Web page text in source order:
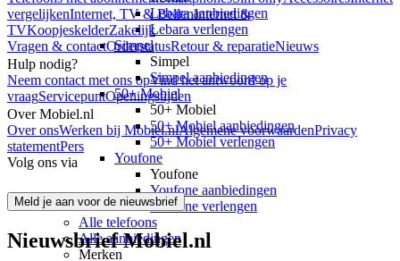
Lebara aanbiedingen
Lebara verlengen
Simpel
Simpel
Simpel aanbiedingen
50+ Mobiel
50+ Mobiel
50+ Mobiel aanbiedingen
50+ Mobiel verlengen
Youfone
Youfone
Youfone aanbiedingen
Youfone verlengen
Alle telefoons
Alle aanbiedingen
Merken
vergelijkenInternet, TV & BellenInternet &
TVKoopjeskelderZakelijk
Vragen & contactOrderstatusRetour & reparatieNieuws
Hulp nodig?
Neem contact met ons opVind het antwoord op je
vraagServicepuntOpeningstijden
Over Mobiel.nl
Over onsWerken bij Mobiel.nlAlgemene voorwaardenPrivacy
statementPers
Volg ons via
Meld je aan voor de nieuwsbrief
Nieuwsbrief Mobiel.nl